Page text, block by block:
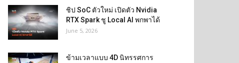
ชิป SoC ตัวใหม่ เปิดตัว Nvidia
RTX Spark ชู Local AI พกพาได้
June 5, 2026
ข้ามเวลาแบบ 4D นิทรรศการ